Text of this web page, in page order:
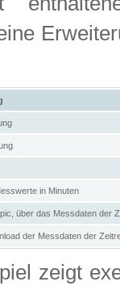
in Minuten
über das Messdaten der
der Messdaten der
zeigt